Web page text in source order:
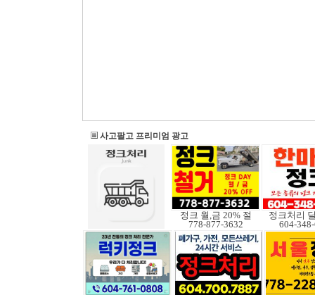
사고팔고 프리미엄 광고
정크 월,금 20% 절
778-877-3632
정크처리
604-